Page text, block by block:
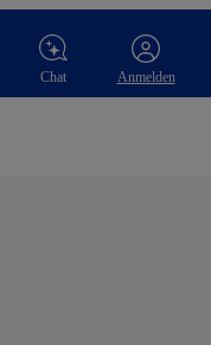
Chat Anmelden